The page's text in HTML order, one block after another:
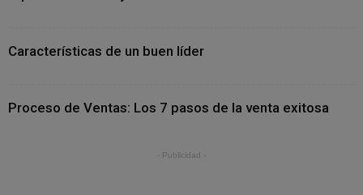
Características de un buen líder
Proceso de Ventas: Los 7 pasos de la venta exitosa
- Publicidad -